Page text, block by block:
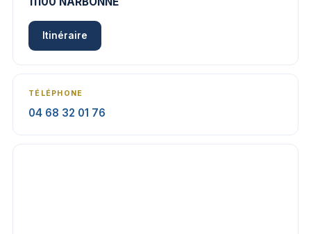
Itinéraire
TÉLÉPHONE
04 68 32 01 76